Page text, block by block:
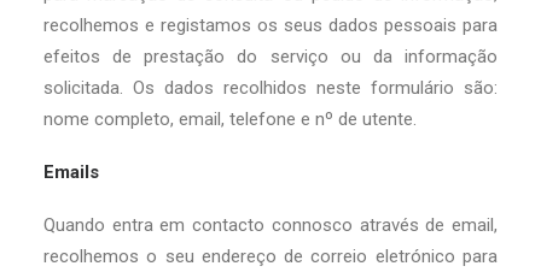
recolhemos e registamos os seus dados pessoais para
efeitos de prestação do serviço ou da informação
solicitada. Os dados recolhidos neste formulário são:
nome completo, email, telefone e nº de utente.
Emails
Quando entra em contacto connosco através de email,
recolhemos o seu endereço de correio eletrónico para